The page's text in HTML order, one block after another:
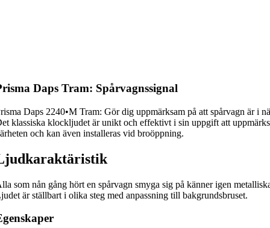
Daps Tram: Spårvagnssignal
Daps 2240•M Tram: Gör dig uppmärksam på att spårvagn är i
klassiska klockljudet är unikt och effektivt i sin uppgift att
och kan även installeras vid broöppning.
som nån gång hört en spårvagn smyga sig på känner igen
är ställbart i olika steg med anpassning till bakgrundsbruset.